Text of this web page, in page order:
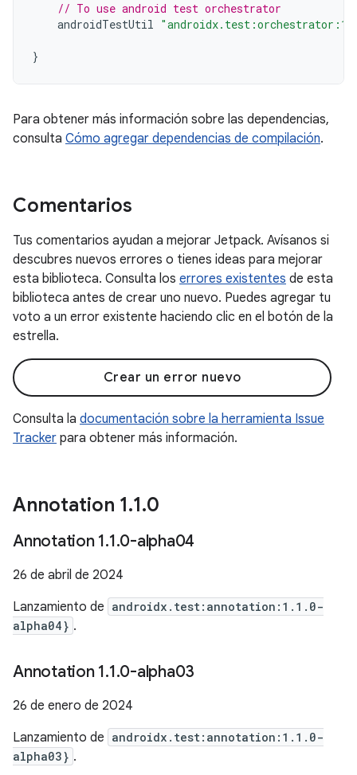
// To use android test orchestrator
androidTestUtil
}
Para obtener más información sobre las dependencias,
consulta Cómo agregar dependencias de compilación.
Comentarios
Tus comentarios ayudan a mejorar Jetpack. Avísanos si
descubres nuevos errores o tienes ideas para mejorar
esta biblioteca. Consulta los errores existentes de esta
biblioteca antes de crear uno nuevo. Puedes agregar tu
voto a un error existente haciendo clic en el botón de la
estrella.
Crear un error nuevo
Consulta la documentación sobre la herramienta Issue
Tracker para obtener más información.
Annotation 1.1.0
Annotation 1.1.0-alpha04
26 de abril de 2024
Lanzamiento de androidx.test:annotation:1.1.0-
alpha04} .
Annotation 1.1.0-alpha03
26 de enero de 2024
Lanzamiento de androidx.test:annotation:1.1.0-
alpha03} .